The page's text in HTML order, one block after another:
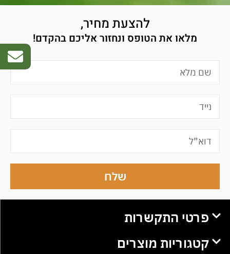
להצעת מחיר,
מלאו את הטופס ונחזור אליכם בהקדם!
שלח
פרטי התקשרות
קטגוריות מוצרים